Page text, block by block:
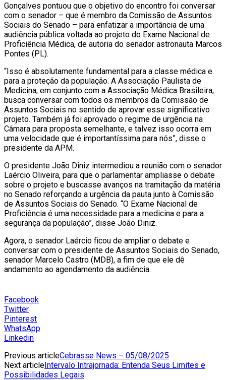
Gonçalves pontuou que o objetivo do encontro foi conversar
com o senador – que é membro da Comissão de Assuntos
Sociais do Senado – para enfatizar a importância de uma
audiência pública voltada ao projeto do Exame Nacional de
Proficiência Médica, de autoria do senador astronauta Marcos
Pontes (PL).
“Isso é absolutamente fundamental para a classe médica e
para a proteção da população. A Associação Paulista de
Medicina, em conjunto com a Associação Médica Brasileira,
busca conversar com todos os membros da Comissão de
Assuntos Sociais no sentido de aprovar esse significativo
projeto. Também já foi aprovado o regime de urgência na
Câmara para proposta semelhante, e talvez isso ocorra em
uma velocidade que é importantíssima para nós”, disse o
presidente da APM.
O presidente João Diniz intermediou a reunião com o senador
Laércio Oliveira, para que o parlamentar ampliasse o debate
sobre o projeto e buscasse avanços na tramitação da matéria
no Senado reforçando a urgência da pauta junto à Comissão
de Assuntos Sociais do Senado. “O Exame Nacional de
Proficiência é uma necessidade para a medicina e para a
segurança da população”, disse João Diniz.
Agora, o senador Laércio ficou de ampliar o debate e
conversar com o presidente de Assuntos Sociais do Senado,
senador Marcelo Castro (MDB), a fim de que ele dê
andamento ao agendamento da audiência.
Facebook
Twitter
Pinterest
WhatsApp
Linkedin
Previous articleCebrasse News – 05/08/2025
Next articleIntervalo Intrajornada: Entenda Seus Limites e
Possibilidades Legais